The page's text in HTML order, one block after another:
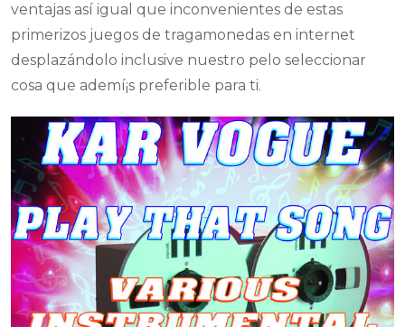
ventajas así­ igual que inconvenientes de estas
primerizos juegos de tragamonedas en internet
desplazándolo inclusive nuestro pelo seleccionar
cosa que ademí¡s preferible para ti.